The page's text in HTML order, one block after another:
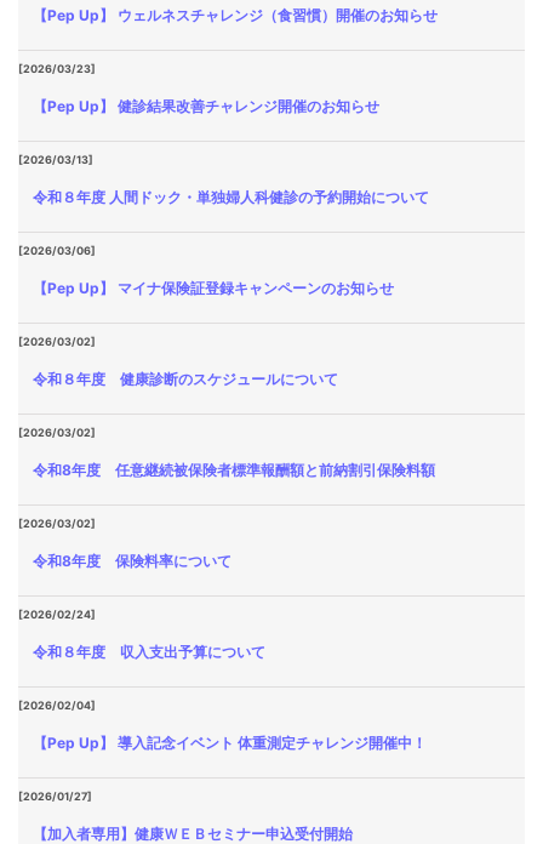
【Pep Up】 ウェルネスチャレンジ（食習慣）開催のお知らせ
[2026/03/23]
【Pep Up】 健診結果改善チャレンジ開催のお知らせ
[2026/03/13]
令和８年度 人間ドック・単独婦人科健診の予約開始について
[2026/03/06]
【Pep Up】 マイナ保険証登録キャンペーンのお知らせ
[2026/03/02]
令和８年度 健康診断のスケジュールについて
[2026/03/02]
令和8年度 任意継続被保険者標準報酬額と前納割引保険料額
[2026/03/02]
令和8年度 保険料率について
[2026/02/24]
令和８年度 収入支出予算について
[2026/02/04]
【Pep Up】 導入記念イベント 体重測定チャレンジ開催中！
[2026/01/27]
【加入者専用】健康ＷＥＢセミナー申込受付開始